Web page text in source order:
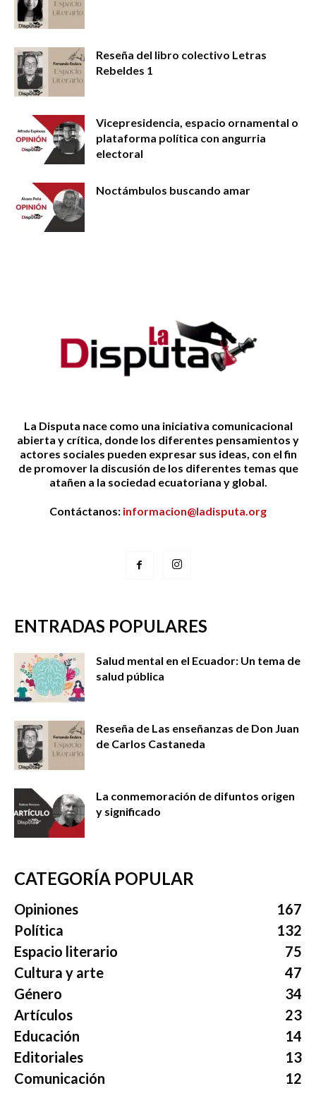
Reseña del libro colectivo Letras
Rebeldes 1
Vicepresidencia, espacio ornamental o
plataforma política con angurria
electoral
Noctámbulos buscando amar
La Disputa nace como una iniciativa comunicacional
abierta y crítica, donde los diferentes pensamientos y
actores sociales pueden expresar sus ideas, con el fin
de promover la discusión de los diferentes temas que
atañen a la sociedad ecuatoriana y global.
Contáctanos: informacion@ladisputa.org
ENTRADAS POPULARES
Salud mental en el Ecuador: Un tema de
salud pública
Reseña de Las enseñanzas de Don Juan
de Carlos Castaneda
La conmemoración de difuntos origen
y significado
CATEGORÍA POPULAR
Opiniones
167
Política
132
Espacio literario
75
Cultura y arte
47
Género
34
Artículos
23
Educación
14
Editoriales
13
Comunicación
12